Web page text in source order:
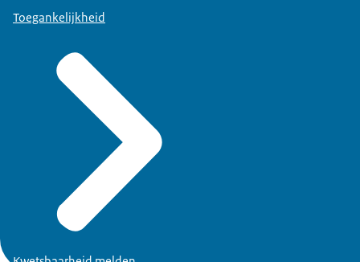
Toegankelijkheid